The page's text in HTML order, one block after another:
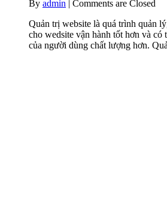
By admin | Comments are Closed
Quản trị website là quá trình quản
cho wedsite vận hành tốt hơn và có
của người dùng chất lượng hơn.